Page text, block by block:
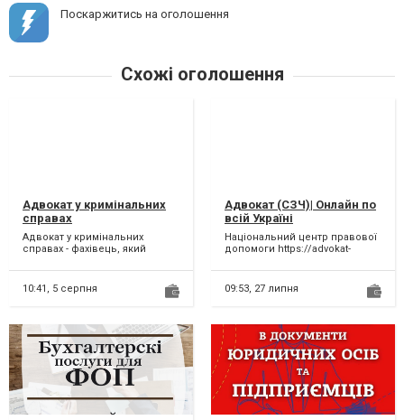
Поскаржитись на оголошення
Схожі оголошення
Адвокат у кримінальних
справах
Адвокат у кримінальних
справах - фахівець, який
власної позиції та
вибудовува...
10:41, 5 серпня
Адвокат (СЗЧ)| Онлайн по
всій Україні
Національний центр правової
допомоги https://advokat-
справах про самові...
09:53, 27 липня